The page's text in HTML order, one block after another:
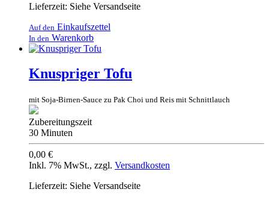
Lieferzeit: Siehe Versandseite
Auf den Einkaufszettel
In den Warenkorb
Knuspriger Tofu
mit Soja-Birnen-Sauce zu Pak Choi und Reis mit Schnittlauch
Zubereitungszeit
30 Minuten
0,00 €
Inkl. 7% MwSt., zzgl. Versandkosten
Lieferzeit: Siehe Versandseite